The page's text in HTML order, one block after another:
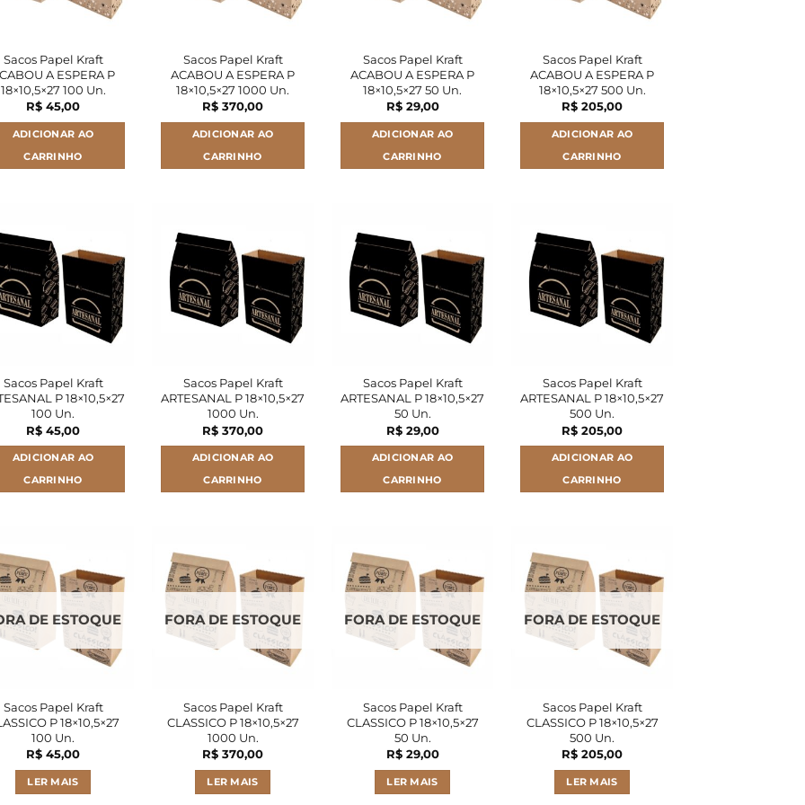
Sacos Papel Kraft
A ESPERA P
18×10,5×27 100 Un.
R$ 45,00
ADICIONAR AO
CARRINHO
Sacos Papel Kraft
ACABOU A ESPERA P
18×10,5×27 1000 Un.
R$ 370,00
ADICIONAR AO
CARRINHO
Sacos Papel Kraft
ACABOU A ESPERA P
18×10,5×27 50 Un.
R$29,00
ADICIONAR AO
CARRINHO
Sacos Papel Kraft
ACABOU A ESPERA P
18×10,5×27 500 Un.
R$ 205,00
ADICIONAR AO
CARRINHO
Sacos Papel Kraft
P 18×10,5×27
100 Un.
R$ 45,00
ADICIONAR AO
CARRINHO
Sacos Papel Kraft
ARTESANAL P 18×10,5×27
1000 Un.
R$ 370,00
ADICIONAR AO
CARRINHO
Sacos Papel Kraft
ARTESANAL P 18×10,5×27
50 Un.
R$29,00
ADICIONAR AO
CARRINHO
Sacos Papel Kraft
ARTESANAL P 18×10,5×27
500 Un.
R$ 205,00
ADICIONAR AO
CARRINHO
DE ESTOQUE
Sacos Papel Kraft
P 18×10,5×27
100 Un.
R$ 45,00
LER MAIS
FORA DE ESTOQUE
Sacos Papel Kraft
CLASSICO P 18×10,5×27
1000 Un.
R$ 370,00
LER MAIS
FORA DE ESTOQUE
Sacos Papel Kraft
CLASSICO P 18×10,5×27
50 Un.
R$29,00
LER MAIS
FORA DE ESTOQUE
Sacos Papel Kraft
CLASSICO P 18×10,5×27
500 Un.
R$ 205,00
LER MAIS